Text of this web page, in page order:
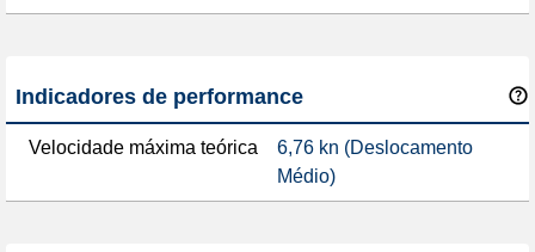
Indicadores de performance
Velocidade máxima teórica
6,76 kn (Deslocamento
Médio)